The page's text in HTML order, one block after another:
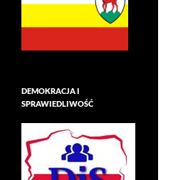
DEMOKRACJA I
SPRAWIEDLIWOŚĆ